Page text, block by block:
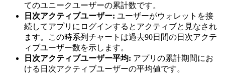
てのユニークユーザーの累計数です。
日次アクティブユーザー: ユーザーがウォレットを接
続してアプリにログインするとアクティブと見なされ
ます。この時系列チャートは過去90日間の日次アクテ
ィブユーザー数を示します。
日次アクティブユーザー平均: アプリの累計期間にお
ける日次アクティブユーザーの平均値です。